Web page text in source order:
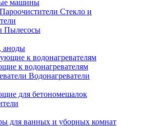
машины
Стекло и
Пылесосы
аноды
к водонагревателям
Водонагреватели
для бетономешалок